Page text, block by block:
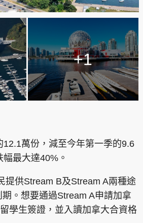
+1
萬份，減至今年第一季的9.6
最大達40%。
提供Stream B及Stream A兩種途
。想要通過Stream A申請加拿
學生簽證，並入讀加拿大合資格